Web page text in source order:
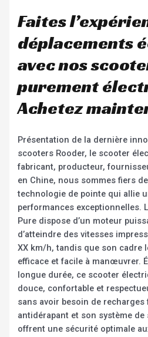
Faites
déplacements
avec nos
purement
Achetez
Présentation de la dernière
scooters Rooder, le scooter
fabricant, producteur,
en Chine, nous sommes fiers
technologie de pointe qui allie
performances exceptionnelles.
Pure dispose d’un moteur
d’atteindre des vitesses
XX km/h, tandis que son cadre
efficace et facile à manœuvrer.
longue durée, ce scooter
douce, confortable et
sans avoir besoin de
antidérapant et son système
offrent une sécurité optimale